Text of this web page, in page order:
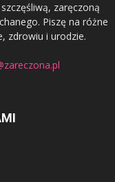
zaręczoną
Piszę na różne
zdrowiu i urodzie.